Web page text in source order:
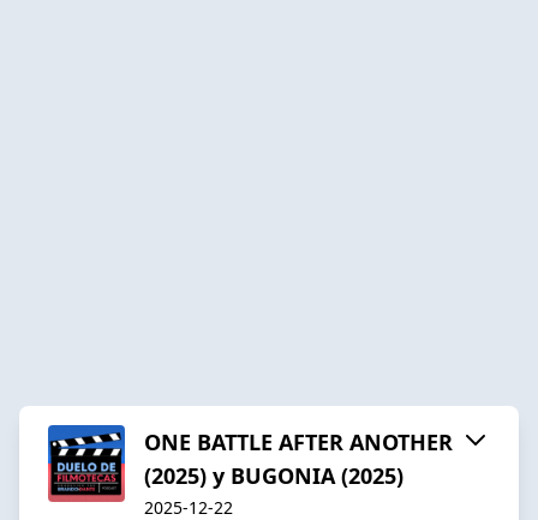
ONE BATTLE AFTER ANOTHER
(2025) y BUGONIA (2025)
2025-12-22